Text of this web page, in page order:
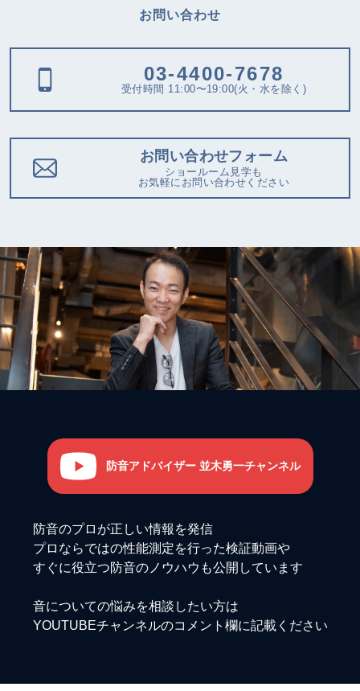
お問い合わせ
03-4400-7678
受付時間 11:00〜19:00(火・水を除く)
お問い合わせフォーム
ショールーム見学も
お気軽にお問い合わせください
防音アドバイザー 並木勇一チャンネル
防音のプロが正しい情報を発信
プロならではの性能測定を行った検証動画や
すぐに役立つ防音のノウハウも公開しています
音についての悩みを相談したい方は
YOUTUBEチャンネルのコメント欄に記載ください